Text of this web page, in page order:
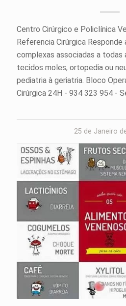
Centro Cirúrgico e Policlínica
Referencia Cirúrgica
complexas associadas a todas
tecidos moles, ortopedia ou
pediatria à geriatria. Bloco
Cirúrgica 24H - 934 323 954 -
25 de Janeiro